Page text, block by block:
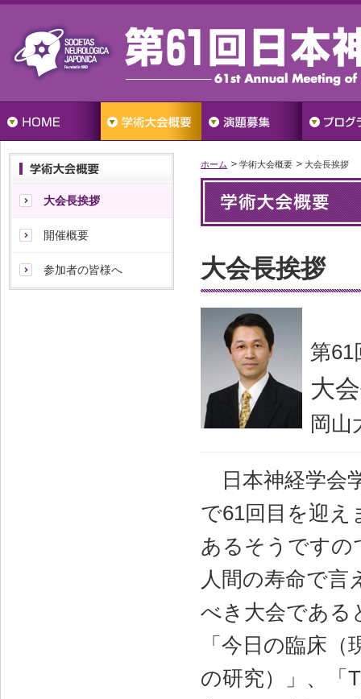
大会長挨拶
開催概要
参加者の皆様へ
ホーム 学術大会概要 大会長挨拶
大会長挨拶
第61
大
岡
日本神経学会
で61回目を迎え
あるそうですの
人間の寿命で言
べき大会である
「今日の臨床
の研究）」、「